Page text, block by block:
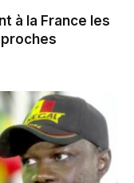
à la France les